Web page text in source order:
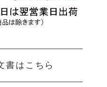
書はこちら